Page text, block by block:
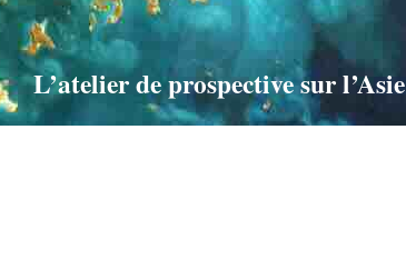
L’atelier de prospective sur l’Asie